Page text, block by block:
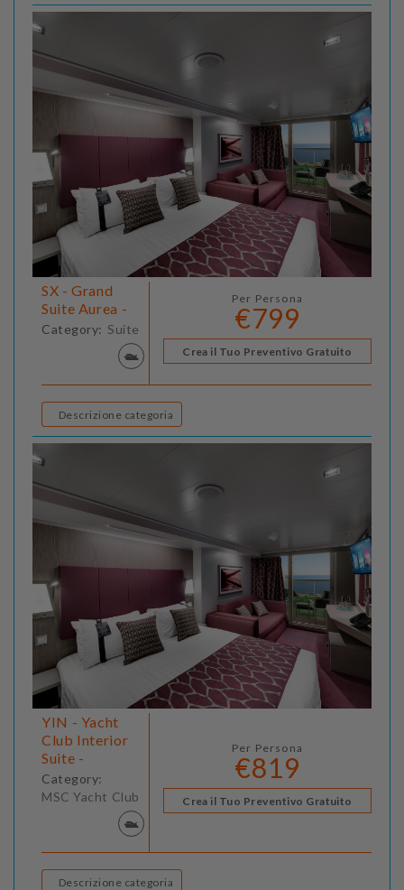
SX - Grand
Suite Aurea -
Category: Suite
Per Persona
€799
Crea il Tuo Preventivo Gratuito
Descrizione categoria
YIN - Yacht
Club Interior
Suite -
Category:
MSC Yacht Club
Per Persona
€819
Crea il Tuo Preventivo Gratuito
Descrizione categoria